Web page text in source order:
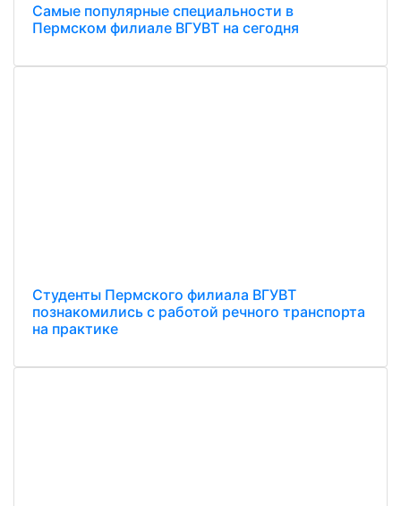
Самые популярные специальности в
Пермском филиале ВГУВТ на сегодня
Студенты Пермского филиала ВГУВТ
познакомились с работой речного транспорта
на практике